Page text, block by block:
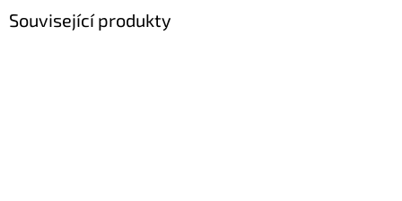
Související produkty